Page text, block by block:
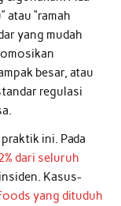
atau “ramah
yang mudah
besar, atau
regulasi
ini. Pada
dari seluruh
Kasus-
yang dituduh